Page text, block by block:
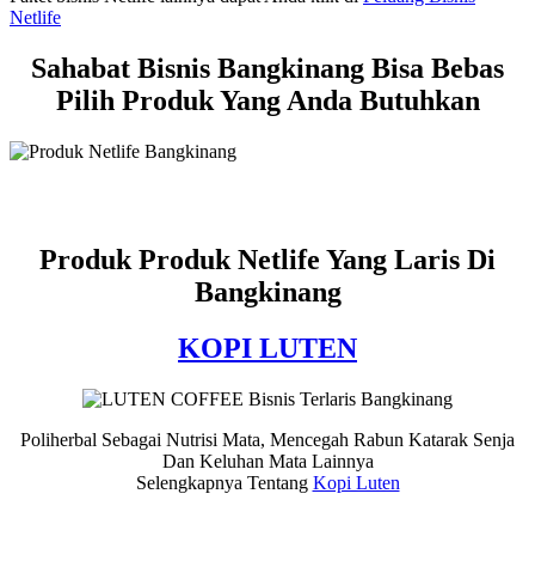
Netlife
Sahabat Bisnis Bangkinang Bisa Bebas
Pilih Produk Yang Anda Butuhkan
Produk Produk Netlife Yang Laris Di
Bangkinang
KOPI LUTEN
Poliherbal Sebagai Nutrisi Mata, Mencegah Rabun Katarak Senja
Dan Keluhan Mata Lainnya
Selengkapnya Tentang Kopi Luten